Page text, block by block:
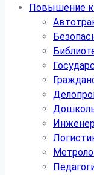
Повышение